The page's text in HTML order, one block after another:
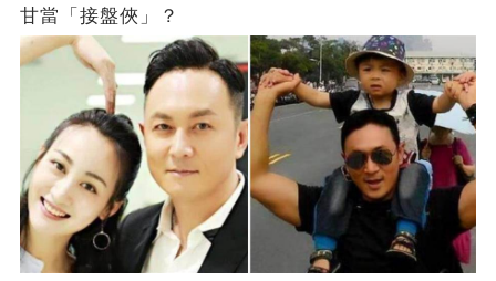
甘當「接盤俠」？